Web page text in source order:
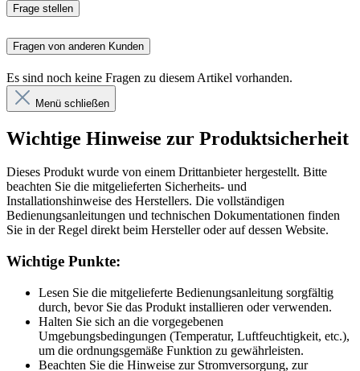
Frage stellen
Fragen von anderen Kunden
Es sind noch keine Fragen zu diesem Artikel vorhanden.
Menü schließen
Wichtige Hinweise zur Produktsicherheit
Dieses Produkt wurde von einem Drittanbieter hergestellt. Bitte
beachten Sie die mitgelieferten Sicherheits- und
Installationshinweise des Herstellers. Die vollständigen
Bedienungsanleitungen und technischen Dokumentationen finden
Sie in der Regel direkt beim Hersteller oder auf dessen Website.
Wichtige Punkte:
Lesen Sie die mitgelieferte Bedienungsanleitung sorgfältig
durch, bevor Sie das Produkt installieren oder verwenden.
Halten Sie sich an die vorgegebenen
Umgebungsbedingungen (Temperatur, Luftfeuchtigkeit, etc.),
um die ordnungsgemäße Funktion zu gewährleisten.
Beachten Sie die Hinweise zur Stromversorgung, zur